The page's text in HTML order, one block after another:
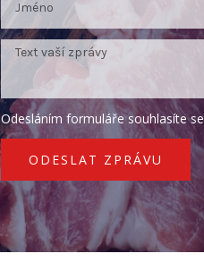
Odesláním formuláře souhlasíte se
ODESLAT ZPRÁVU